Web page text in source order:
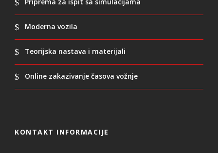
Moderna vozila
Teorijska nastava i materijali
Online zakazivanje časova vožnje
KONTAKT INFORMACIJE